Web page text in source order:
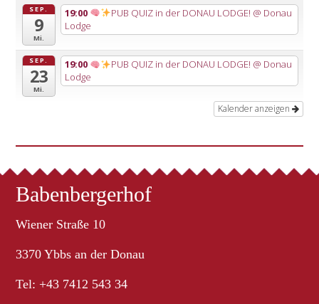
SEP.
9
Mi.
19:00 PUB QUIZ in der DONAU LODGE! @ Donau
Lodge
SEP.
23
Mi.
19:00 PUB QUIZ in der DONAU LODGE! @ Donau
Lodge
Kalender anzeigen
Babenbergerhof
Wiener Straße 10
3370 Ybbs an der Donau
Tel: +43 7412 543 34